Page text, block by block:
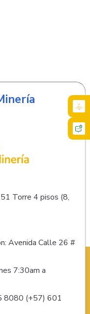
Torre 4 pisos (8,
Avenida Calle 26 #
7:30am a
8080 (+57) 601